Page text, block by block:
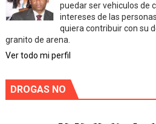
puedar ser vehiculos de
intereses de las
quiera contribuir con su
granito de arena.
Ver todo mi perfil
DROGAS NO